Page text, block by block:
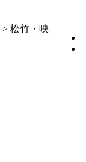
> 松竹・映